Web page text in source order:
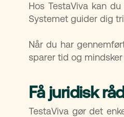
Hos TestaViva kan
Systemet guider dig
Når du har
sparer tid og
Få juridisk
TestaViva gør det